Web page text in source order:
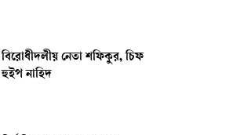
বিরোধীদলীয় নেতা শফিকুর, চিফ
হুইপ নাহিদ